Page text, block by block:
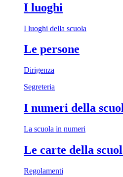
I luoghi
I luoghi della scuola
Le persone
Dirigenza
Segreteria
I numeri della
La scuola in numeri
Le carte della
Regolamenti